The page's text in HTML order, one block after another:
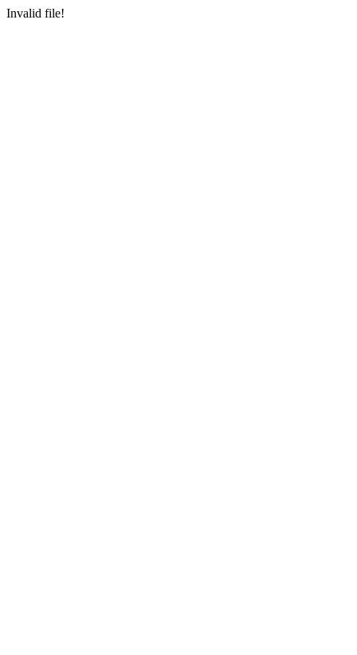
Invalid file!